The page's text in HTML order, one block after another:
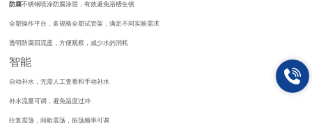
防腐不锈钢喷涂防腐涂层，有效避免浴槽生锈
全塑操作平台，多规格全塑试管架，满足不同实验需求
透明防腐回流盖，方便观察，减少水的消耗
智能
自动补水，无需人工查看和手动补水
补水流量可调，避免温度过冲
往复震荡，间歇震荡，振荡频率可调